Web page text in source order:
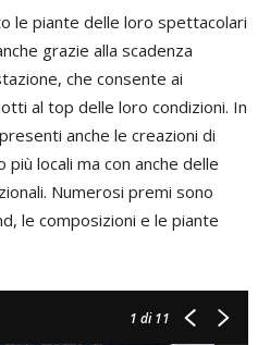
le piante delle loro spettacolari
grazie alla scadenza
che consente ai
al top delle loro condizioni. In
anche le creazioni di
locali ma con anche delle
Numerosi premi sono
le composizioni e le piante
1 di 11